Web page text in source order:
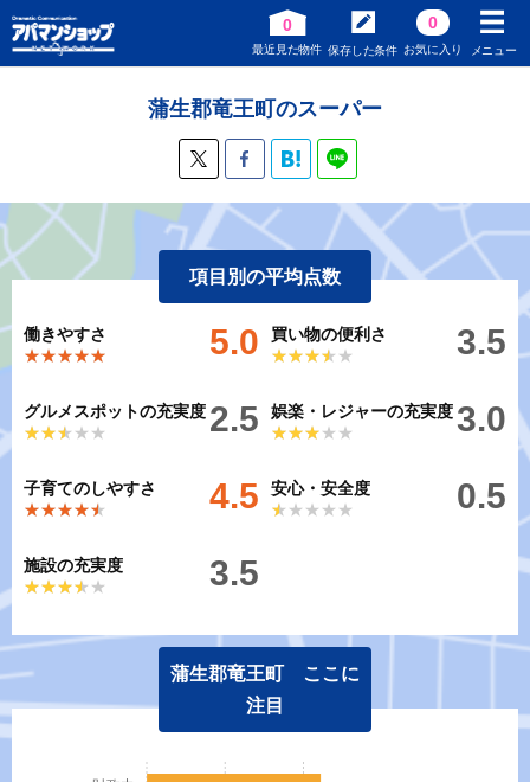
0
最近見た物件 保存した条件
0
お気に入り メニュー
蒲生郡竜王町のスーパー
項目別の平均点数
働きやすさ
★★★★★
★★★★★ 5.0
買い物の便利さ
★★★★★
★★★★★ 3.5
グルメスポットの充実度
★★★★★
★★★★★ 2.5
娯楽・レジャーの充実度
★★★★★
★★★★★ 3.0
子育てのしやすさ
★★★★★
★★★★★ 4.5
安心・安全度
★★★★★
★★★★★ 0.5
施設の充実度
★★★★★
★★★★★ 3.5
蒲生郡竜王町 ここに
注目